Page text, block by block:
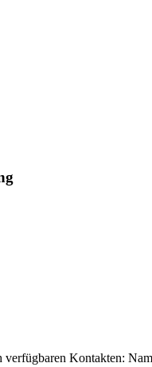
verfügbaren Kontakten: